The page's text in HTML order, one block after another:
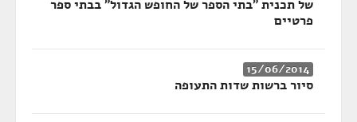
של תכנית "בתי הספר של החופש הגדול" בבתי ספר
פרטיים
15/06/2014
סיור ברשות שדות התעופה